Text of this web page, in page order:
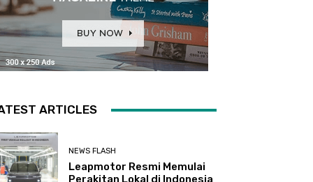
ARTICLES
NEWS FLASH
Leapmotor Resmi Memulai
Perakitan Lokal di Indonesia